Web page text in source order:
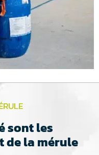
sont les
de la mérule